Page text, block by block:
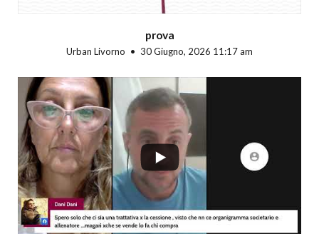
prova
Urban Livorno 30 Giugno, 2026 11:17 am